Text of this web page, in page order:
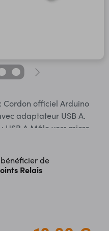
adaptateur USB A.
1 m
de
Relais